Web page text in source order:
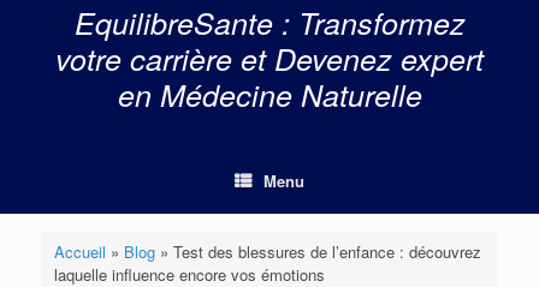
EquilibreSante : Transformez
votre carrière et Devenez expert
en Médecine Naturelle
Menu
Accueil » Blog» Test des blessures de l’enfance : découvrez
laquelle influence encore vos émotions